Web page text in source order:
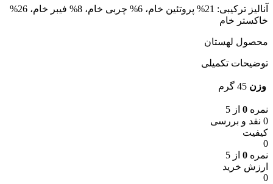
آنالیز ترکیبی: 21% پروتئین خام، 6% چربی خام، 8% فیبر خام، 26%
خاکستر خام
محصول لهستان
توضیحات تکمیلی
وزن 45 گرم
نمره 0 از 5
0 نقد و بررسی
کیفیت
0
نمره 0 از 5
ارزش خرید
0